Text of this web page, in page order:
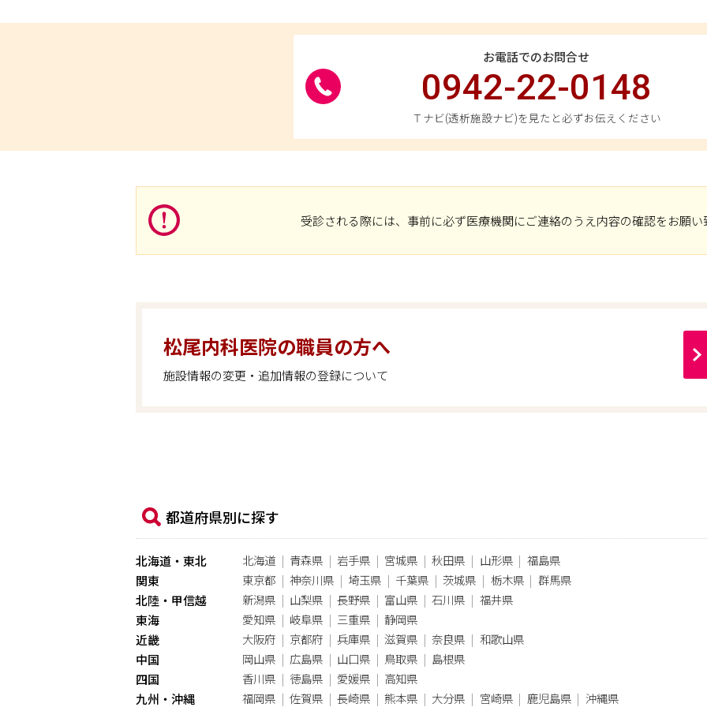
お電話でのお問合せ
0942-22-0148
Ｔナビ(透析施設ナビ)を見たと必ずお伝えください
受診される際には、事前に必ず医療機関にご連絡のうえ内容の確認をお願い
松尾内科医院の職員の方へ
施設情報の変更・追加情報の登録について
都道府県別に探す
北海道・東北 北海道 青森県 岩手県 宮城県 秋田県 山形県
福島県
関東
東京都 神奈川県 埼玉県 千葉県 茨城県 栃木県
群馬県
北陸・甲信越
新潟県 山梨県 長野県 富山県 石川県
福井県
東海
愛知県 岐阜県 三重県
静岡県
近畿
大阪府 京都府 兵庫県 滋賀県 奈良県
和歌山県
中国
岡山県 広島県 山口県 鳥取県
島根県
四国
香川県 徳島県 愛媛県
高知県
九州・沖縄
福岡県 佐賀県 長崎県 熊本県 大分県 宮崎県 鹿児島県 沖縄県